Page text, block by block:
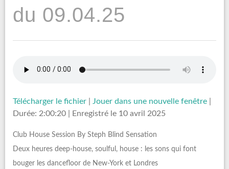
du 09.04.25
Télécharger le fichier Jouer dans une nouvelle fenêtre
Durée: 2:00:20
Enregistré le 10 avril 2025
Club House Session By Steph Blind Sensation
Deux heures deep-house, soulful, house : les sons qui font
bouger les dancefloor de New-York et Londres